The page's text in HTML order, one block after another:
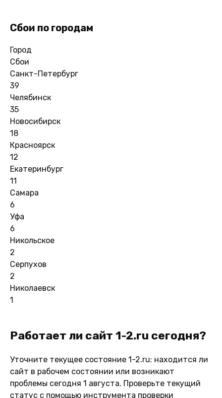
Сбои по городам
Город
Сбои
Санкт-Петербург
39
Челябинск
35
Новосибирск
18
Красноярск
12
Екатеринбург
11
Самара
6
Уфа
6
Никольское
2
Серпухов
2
Николаевск
1
Работает ли сайт 1-2.ru сегодня?
Уточните текущее состояние 1-2.ru: находится ли
сайт в рабочем состоянии или возникают
проблемы сегодня 1 августа. Проверьте текущий
статус с помощью инструмента проверки